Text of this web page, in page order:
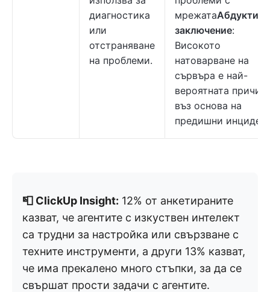
диагностика
или
отстраняване
на проблеми.
мрежата
заключение:
Високото
натоварване на
сървъра е най-
вероятната
въз основа на
предишни
📮 ClickUp Insight: 12% от анкетираните
казват, че агентите с изкуствен интелект
са трудни за настройка или свързване с
техните инструменти, а други 13% казват,
че има прекалено много стъпки, за да се
свършат прости задачи с агентите.